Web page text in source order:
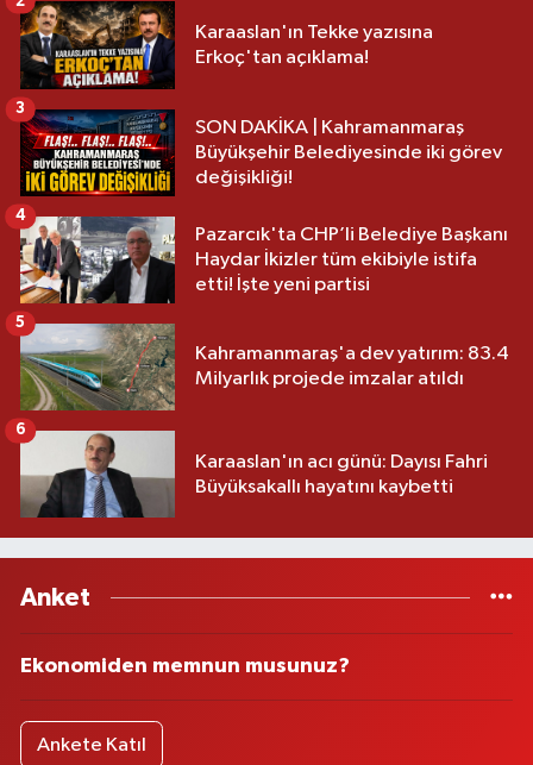
Karaaslan'ın Tekke yazısına
Erkoç'tan açıklama!
SON DAKİKA | Kahramanmaraş
Büyükşehir Belediyesinde iki görev
değişikliği!
3
Pazarcık'ta CHP’li Belediye Başkanı
Haydar İkizler tüm ekibiyle istifa
etti! İşte yeni partisi
4
Kahramanmaraş'a dev yatırım: 83.4
Milyarlık projede imzalar atıldı
5
Karaaslan'ın acı günü: Dayısı Fahri
Büyüksakallı hayatını kaybetti
6
Anket
Ekonomiden memnun musunuz?
Ankete Katıl